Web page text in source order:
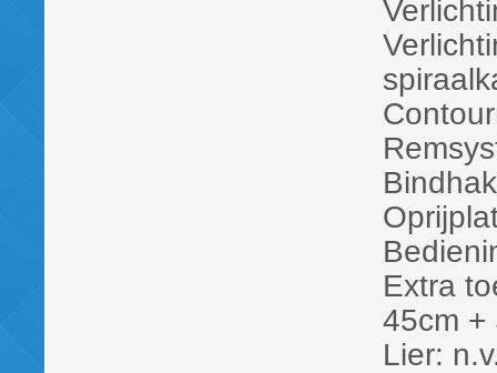
Extra
45cm
Lier: